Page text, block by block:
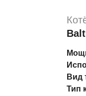
Вид
Тип